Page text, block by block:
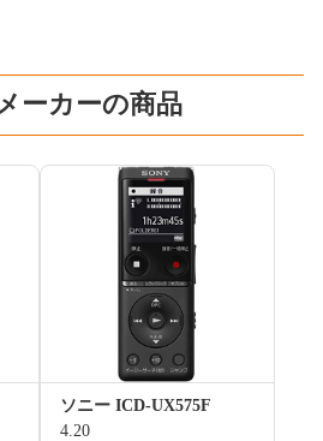
ーカーの商品
ソニー ICD-UX575F
4.20